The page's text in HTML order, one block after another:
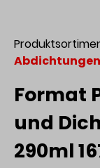
Format
und
290ml